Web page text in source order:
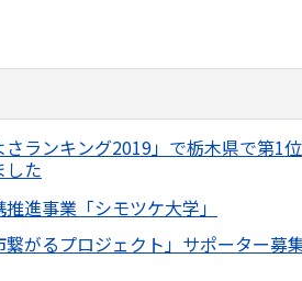
さランキング2019」で栃木県で第1位
した
進事業「シモツケ大学」
繋がるプロジェクト」サポーター募